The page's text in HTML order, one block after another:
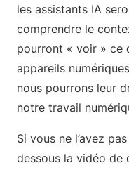
les assistants IA
comprendre le
pourront « voir » ce
appareils
nous pourrons leur
notre travail
Si vous ne l’avez
dessous la vidéo de